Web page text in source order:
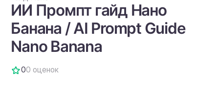
ИИ Промпт гайд Нано
Банана / AI Prompt Guide
Nano Banana
00 оценок